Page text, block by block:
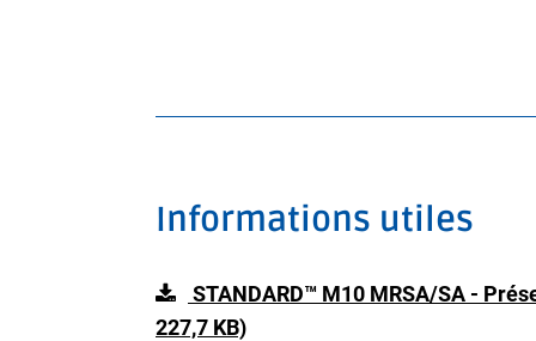
Informations utiles
STANDARD™ M10 MRSA/SA -
227,7 KB)